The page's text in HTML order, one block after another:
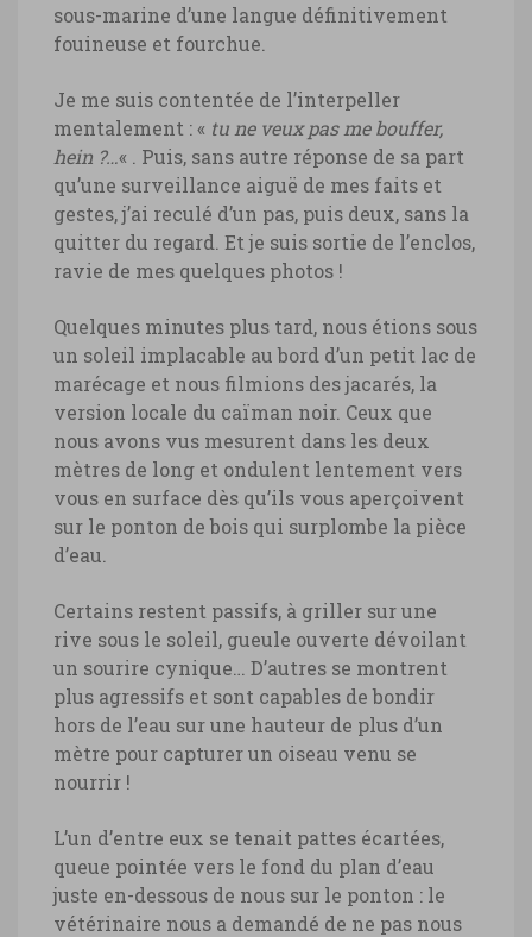
sous-marine d’une langue définitivement
fouineuse et fourchue.
Je me suis contentée de l’interpeller
mentalement : « tu ne veux pas me bouffer,
hein ?…« . Puis, sans autre réponse de sa part
qu’une surveillance aiguë de mes faits et
gestes, j’ai reculé d’un pas, puis deux, sans la
quitter du regard. Et je suis sortie de l’enclos,
ravie de mes quelques photos !
Quelques minutes plus tard, nous étions sous
un soleil implacable au bord d’un petit lac de
marécage et nous filmions des jacarés, la
version locale du caïman noir. Ceux que
nous avons vus mesurent dans les deux
mètres de long et ondulent lentement vers
vous en surface dès qu’ils vous aperçoivent
sur le ponton de bois qui surplombe la pièce
d’eau.
Certains restent passifs, à griller sur une
rive sous le soleil, gueule ouverte dévoilant
un sourire cynique… D’autres se montrent
plus agressifs et sont capables de bondir
hors de l’eau sur une hauteur de plus d’un
mètre pour capturer un oiseau venu se
nourrir !
L’un d’entre eux se tenait pattes écartées,
queue pointée vers le fond du plan d’eau
juste en-dessous de nous sur le ponton : le
vétérinaire nous a demandé de ne pas nous